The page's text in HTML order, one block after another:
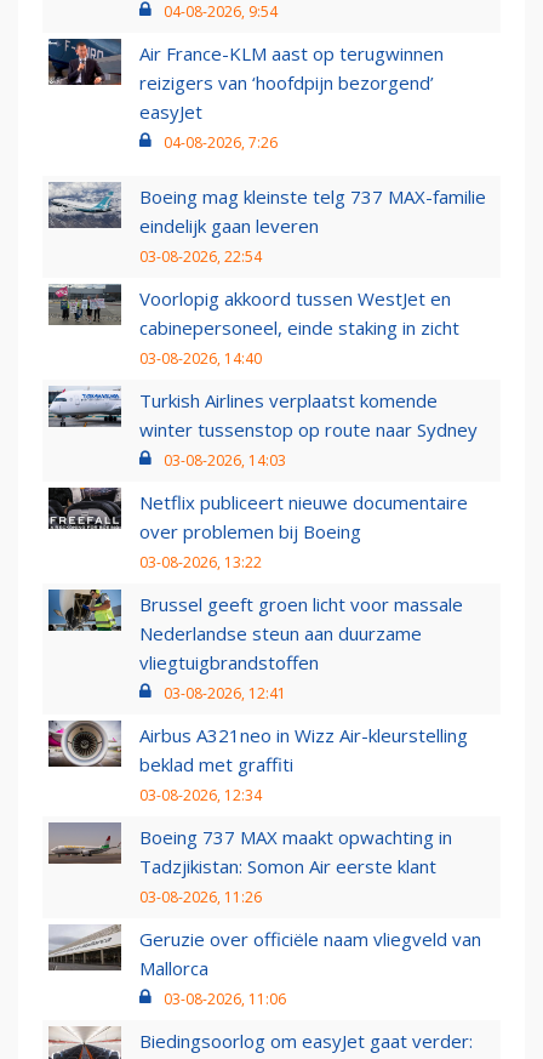
04-08-2026, 9:54
Air France-KLM aast op terugwinnen
reizigers van ‘hoofdpijn bezorgend’
easyJet
04-08-2026, 7:26
Boeing mag kleinste telg 737 MAX-familie
eindelijk gaan leveren
03-08-2026, 22:54
Voorlopig akkoord tussen WestJet en
cabinepersoneel, einde staking in zicht
03-08-2026, 14:40
Turkish Airlines verplaatst komende
winter tussenstop op route naar Sydney
03-08-2026, 14:03
Netflix publiceert nieuwe documentaire
over problemen bij Boeing
03-08-2026, 13:22
Brussel geeft groen licht voor massale
Nederlandse steun aan duurzame
vliegtuigbrandstoffen
03-08-2026, 12:41
Airbus A321neo in Wizz Air-kleurstelling
beklad met graffiti
03-08-2026, 12:34
Boeing 737 MAX maakt opwachting in
Tadzjikistan: Somon Air eerste klant
03-08-2026, 11:26
Geruzie over officiële naam vliegveld van
Mallorca
03-08-2026, 11:06
Biedingsoorlog om easyJet gaat verder: